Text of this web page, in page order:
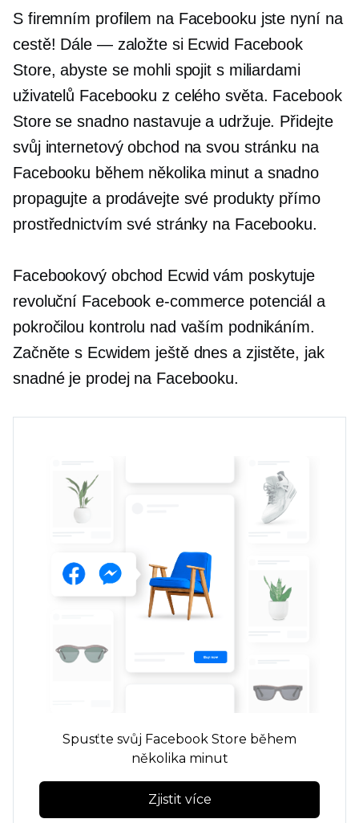
S firemním profilem na Facebooku jste nyní na
cestě! Dále — založte si Ecwid Facebook
Store, abyste se mohli spojit s miliardami
uživatelů Facebooku z celého světa. Facebook
Store se snadno nastavuje a udržuje. Přidejte
svůj internetový obchod na svou stránku na
Facebooku během několika minut a snadno
propagujte a prodávejte své produkty přímo
prostřednictvím své stránky na Facebooku.
Facebookový obchod Ecwid vám poskytuje
revoluční Facebooke-commerce potenciál a
pokročilou kontrolu nad vaším podnikáním.
Začněte s Ecwidem ještě dnes a zjistěte, jak
snadné je prodej na Facebooku.
Spusťte svůj Facebook Store během
několika minut
Zjistit více